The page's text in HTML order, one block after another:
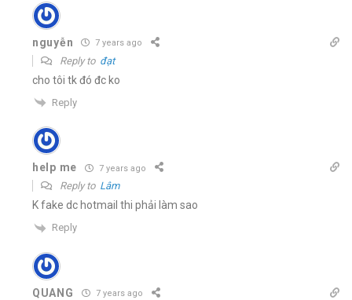
nguyễn 7 years ago
Reply to đạt
cho tôi tk đó đc ko
Reply
help me 7 years ago
Reply to Lâm
K fake dc hotmail thi phải làm sao
Reply
QUANG 7 years ago